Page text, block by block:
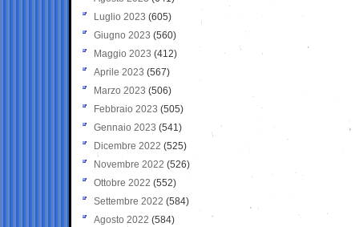
Luglio 2023 (605)
Giugno 2023 (560)
Maggio 2023 (412)
Aprile 2023 (567)
Marzo 2023 (506)
Febbraio 2023 (505)
Gennaio 2023 (541)
Dicembre 2022 (525)
Novembre 2022 (526)
Ottobre 2022 (552)
Settembre 2022 (584)
Agosto 2022 (584)